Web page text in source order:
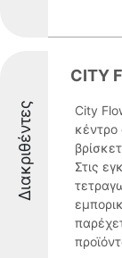
Διακριθέντες
CITY
City
κέντρο
Στις